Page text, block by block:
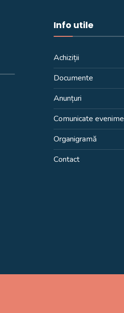
Info utile
Achiziții
Documente
Anunțuri
Comunicate
Organigramă
Contact